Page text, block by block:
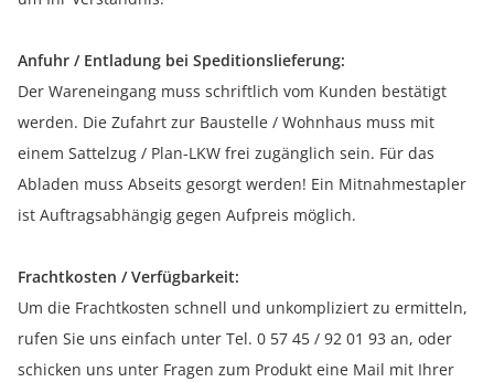
Anfuhr / Entladung bei Speditionslieferung:
Der Wareneingang muss schriftlich vom Kunden bestätigt
werden. Die Zufahrt zur Baustelle / Wohnhaus muss mit
einem Sattelzug / Plan-LKW frei zugänglich sein. Für das
Abladen muss Abseits gesorgt werden! Ein Mitnahmestapler
ist Auftragsabhängig gegen Aufpreis möglich.
Frachtkosten / Verfügbarkeit:
Um die Frachtkosten schnell und unkompliziert zu ermitteln,
rufen Sie uns einfach unter Tel. 0 57 45 / 92 01 93 an, oder
schicken uns unter Fragen zum Produkt eine Mail mit Ihrer